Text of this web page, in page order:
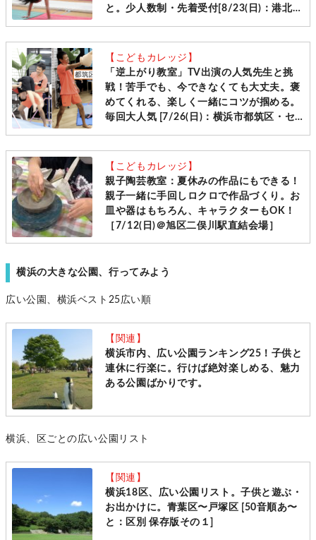
と。少人数制・先着受付[8/23(日)：港北区
【こどもカレッジ】
「逆上がり教室」TV出演の人気先生と挑
戦！苦手でも、今できなくても大丈夫。褒
めてくれる、楽しく一緒にコツが掴める。
毎回大人気 [7/26(日)：横浜市都筑区・セ
【こどもカレッジ】
親子陶芸教室：夏休みの作品にもできる！
親子一緒に手回しロクロで作品づくり。お
皿や器はもちろん、キャラクターもOK！
［7/12(日)＠旭区二俣川駅直結会場］
横浜の大きな公園、行ってみよう
広い公園、横浜ベスト25広い順
【関連】
横浜市内、広い公園ランキング25！子供と
連休に行楽に。行けば絶対楽しめる、魅力
ある公園ばかりです。
横浜、区ごとの広い公園リスト
【関連】
横浜18区、広い公園リスト。子供と遊ぶ・
お出かけに。青葉区〜戸塚区 [50音順あ〜
と：区別 保存版その１]